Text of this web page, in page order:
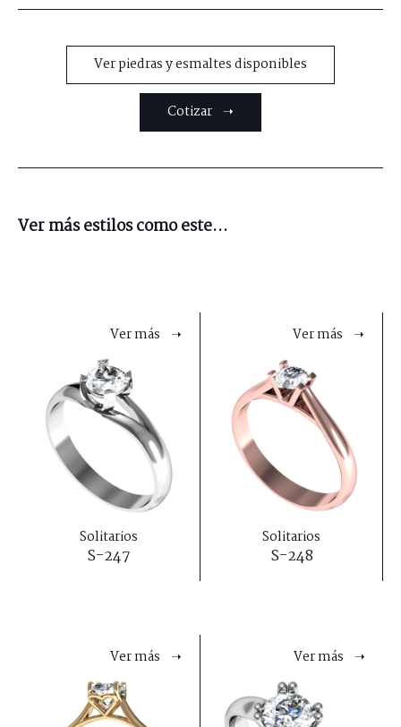
Ver piedras y esmaltes disponibles
Cotizar ➝
Ver más estilos como este...
Ver más ➝
Solitarios
S-247
Ver más ➝
Solitarios
S-248
Ver más ➝ Ver más ➝